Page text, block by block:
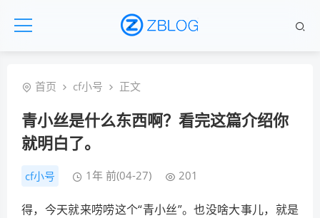
首页 cf小号 正文
青小丝是什么东西啊？看完这篇介绍你
就明白了。
cf小号 1年 前(04-27) 201
得，今天就来唠唠这个“青小丝”。也没啥大事儿，就是